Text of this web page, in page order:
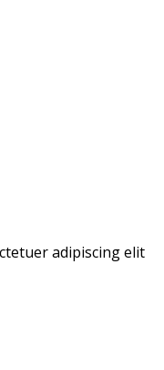
adipiscing elit